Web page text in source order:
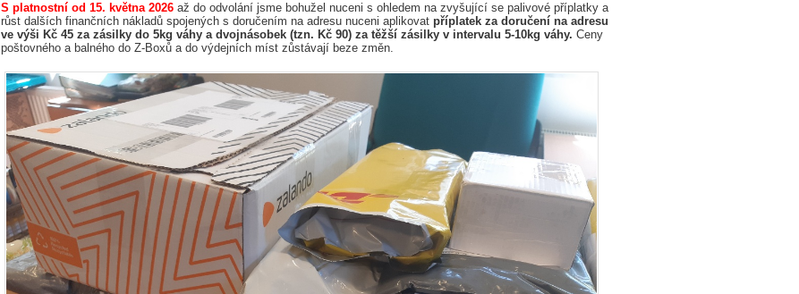
S platnostní od 15. května 2026 až do odvolání jsme bohužel nuceni s ohledem na zvyšující se palivové příplatky a
růst dalších finančních nákladů spojených s doručením na adresu nuceni aplikovat příplatek za doručení na adresu
ve výši Kč 45 za zásilky do 5kg váhy a dvojnásobek (tzn. Kč 90) za těžší zásilky v intervalu 5-10kg váhy. Ceny
poštovného a balného do Z-Boxů a do výdejních míst zůstávají beze změn.